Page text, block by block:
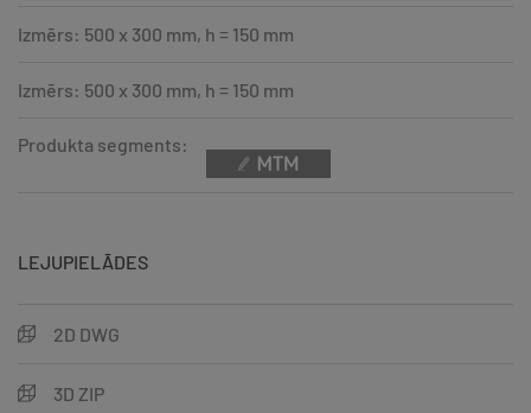
Izmērs: 500 x 300 mm, h = 150 mm
Izmērs: 500 x 300 mm, h = 150 mm
Produkta segments:
LEJUPIELĀDES
2D DWG
3D ZIP